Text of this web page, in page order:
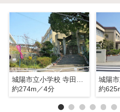
約274m／4分
約